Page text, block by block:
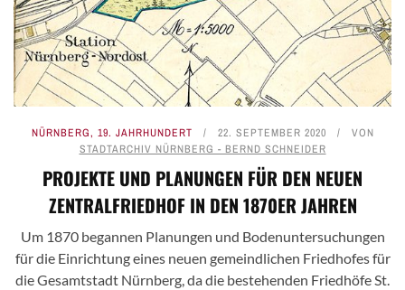
NÜRNBERG, 19. JAHRHUNDERT 22. SEPTEMBER 2020
VON
STADTARCHIV NÜRNBERG - BERND SCHNEIDER
PROJEKTE UND PLANUNGEN FÜR DEN NEUEN
ZENTRALFRIEDHOF IN DEN 1870ER JAHREN
Um 1870 begannen Planungen und Bodenuntersuchungen
für die Einrichtung eines neuen gemeindlichen Friedhofes für
die Gesamtstadt Nürnberg, da die bestehenden Friedhöfe St.